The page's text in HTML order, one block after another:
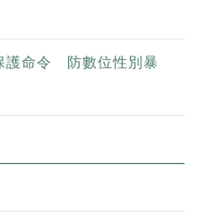
護命令 防數位性別暴